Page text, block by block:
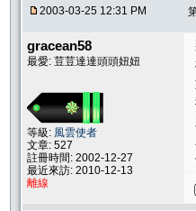
2003-03-25 12:31 PM
gracean58
最愛: 荳荳達達頭頭妞妞
等級: 風雲使者
文章: 527
註冊時間: 2002-12-27
最近來訪: 2010-12-13
離線